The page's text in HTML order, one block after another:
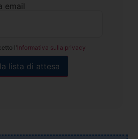
email
l'Informativa sulla privacy